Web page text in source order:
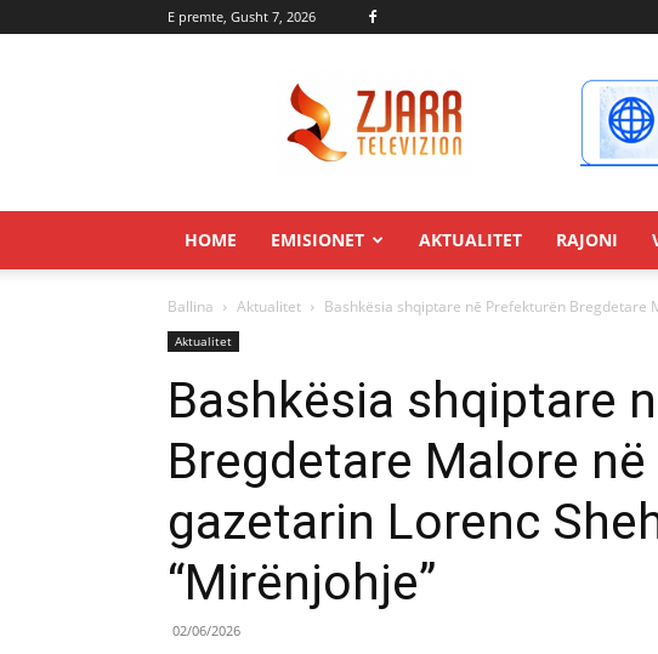
E premte, Gusht 7, 2026
HOME EMISIONET AKTUALITET RAJONI
Ballina Aktualitet Bashkësia shqiptare nē Prefekturën Bregdetare
Aktualitet
Bashkësia shqiptare
Bregdetare Malore
gazetarin Lorenc
“Mirënjohje”
02/06/2026